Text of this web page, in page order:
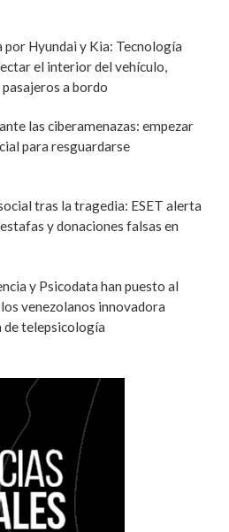
por Hyundai y Kia: Tecnología
el interior del vehículo,
a bordo
las ciberamenazas: empezar
para resguardarse
tras la tragedia: ESET alerta
y donaciones falsas en
y Psicodata han puesto al
venezolanos innovadora
telepsicología